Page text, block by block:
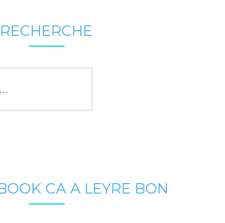
RECHERCHE
CA A LEYRE BON